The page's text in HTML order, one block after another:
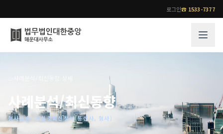
로그인☎ 1533-7377
오시는 길
통합검색
기업 인사이트
사례분석/최신동향
사례분석/최신동향
형사소송- 사실조회신청서(통신사, 형사)